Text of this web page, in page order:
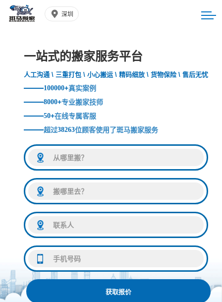
深圳
一站式的搬家服务平台
人工沟通 \ 三重打包 \ 小心搬运 \ 精码细放 \ 货物保险 \ 售后无忧
100000+真实案例
8000+专业搬家技师
50+在线专属客服
超过38263位顾客使用了斑马搬家服务
获取报价